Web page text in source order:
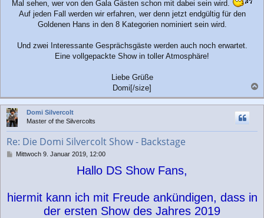
Mal sehen, wer von den Gala Gästen schon mit dabei sein wird.
Auf jeden Fall werden wir erfahren, wer denn jetzt endgültig für den
Goldenen Hans in den 8 Kategorien nominiert sein wird.
Und zwei Interessante Gesprächsgäste werden auch noch erwartet.
Eine vollgepackte Show in toller Atmosphäre!
Liebe Grüße
Domi[/size]
a
c
Domi Silvercolt
Master of the Silvercolts
Re: Die Domi Silvercolt Show - Backstage
B
a
Mittwoch 9. Januar 2019, 12:00
Hallo DS Show Fans,
hiermit kann ich mit Freude ankündigen, dass in
der ersten Show des Jahres 2019